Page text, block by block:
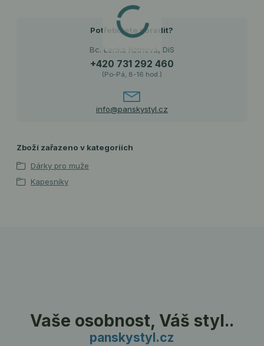
Potřebujete poradit?
Bc. Lenka Kotrlová, DiS
+420 731 292 460
(Po-Pá, 8-16 hod.)
info@panskystyl.cz
Zboží zařazeno v kategoriích
Dárky pro muže
Kapesníky
Vaše osobnost, Váš styl..
panskystyl.cz